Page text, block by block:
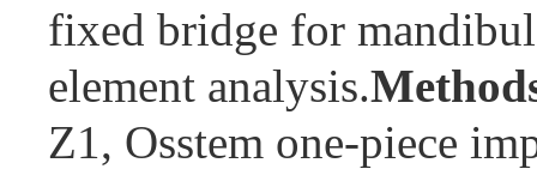
fixed bridge for
element analysis.
Z1, Osstem one-piece